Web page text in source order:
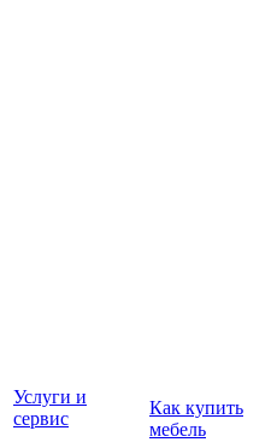
Услуги и
сервис
Как купить
мебель